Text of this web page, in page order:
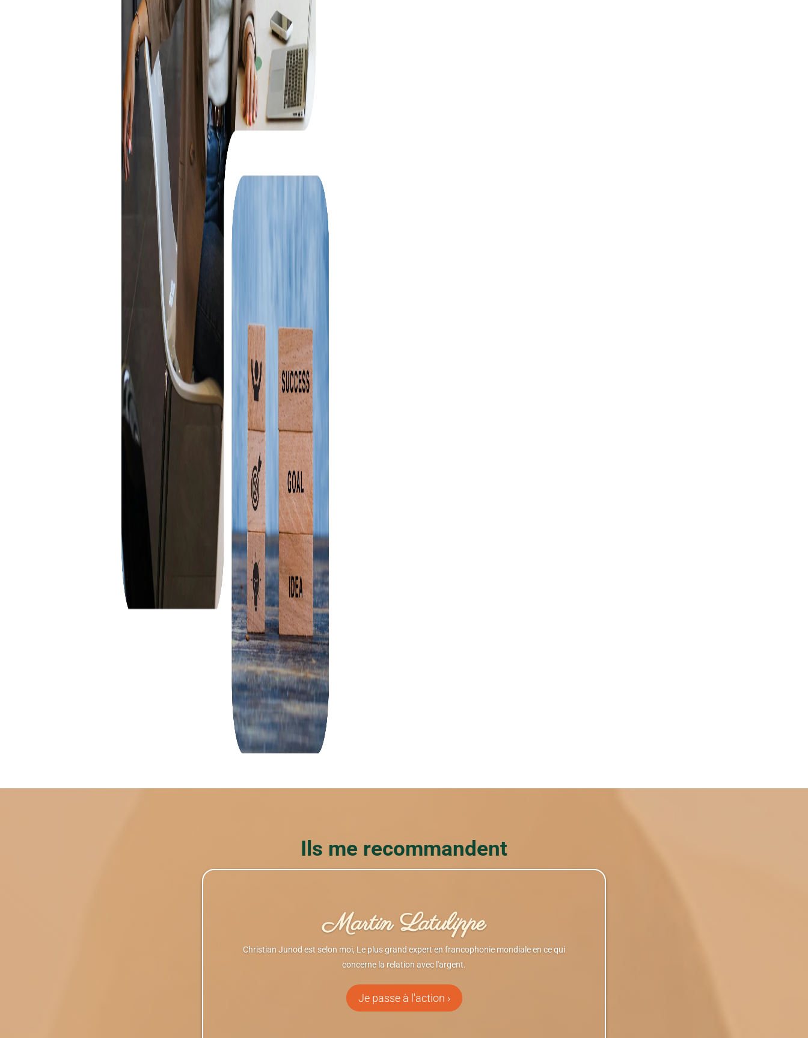
Ils me recommandent
Martin Latulippe
Christian Junod est selon moi, Le plus grand expert en francophonie mondiale en ce qui
concerne la relation avec l'argent.
Je passe à l'action ›